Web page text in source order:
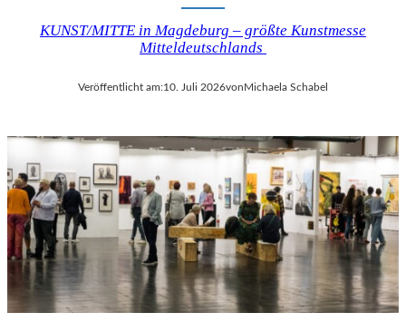
KUNST/MITTE in Magdeburg – größte Kunstmesse
Mitteldeutschlands
Veröffentlicht am:10. Juli 2026vonMichaela Schabel